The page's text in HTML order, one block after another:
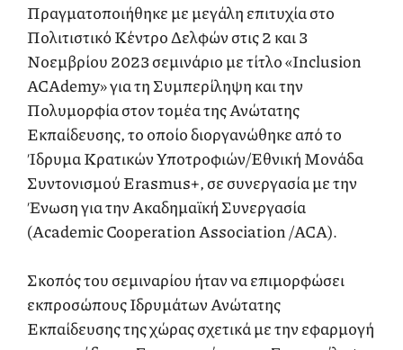
Πραγματοποιήθηκε με μεγάλη επιτυχία στο
Πολιτιστικό Κέντρο Δελφών στις 2 και 3
Νοεμβρίου 2023 σεμινάριο με τίτλο «Inclusion
ACAdemy» για τη Συμπερίληψη και την
Πολυμορφία στον τομέα της Ανώτατης
Εκπαίδευσης, το οποίο διοργανώθηκε από το
Ίδρυμα Κρατικών Υποτροφιών/Εθνική Μονάδα
Συντονισμού Erasmus+, σε συνεργασία με την
Ένωση για την Ακαδημαϊκή Συνεργασία
(Academic Cooperation Association /ACA).
Σκοπός του σεμιναρίου ήταν να επιμορφώσει
εκπροσώπους Ιδρυμάτων Ανώτατης
Εκπαίδευσης της χώρας σχετικά με την εφαρμογή